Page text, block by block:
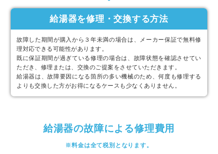
給湯器を修理・交換する方法
故障した期間が購入から３年未満の場合は、メーカー保証で無料修
理対応できる可能性があります。
既に保証期間が過ぎている修理の場合は、故障状態を確認させてい
ただき、修理または、交換のご提案をさせていただきます。
給湯器は、故障要因になる箇所の多い機械のため、何度も修理する
よりも交換した方がお得になるケースも少なくありません。
給湯器の故障による修理費用
※料金は全て税別となります。